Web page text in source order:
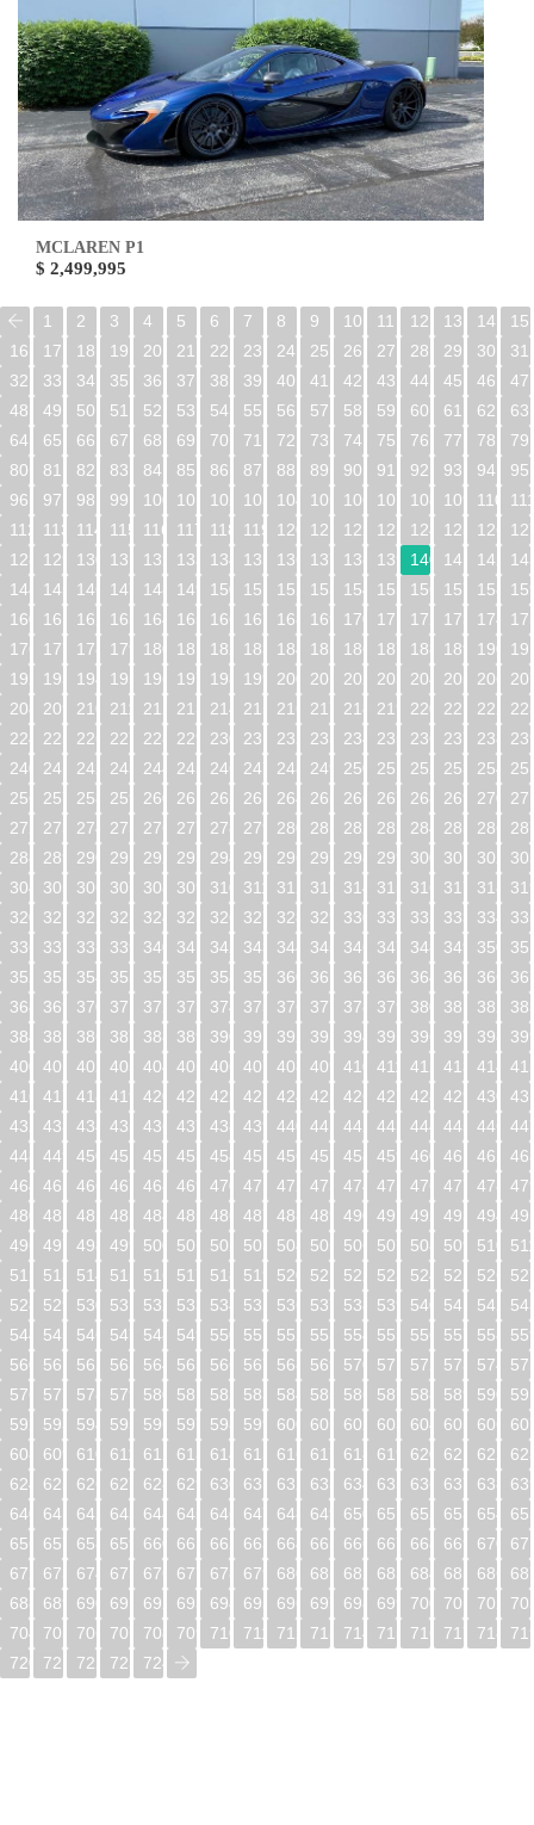
MCLAREN P1
$ 2,499,995
1 2 3 4 5 6 7 8 9 10 11 12 13 14
15
16
17 18 19 20 21 22 23 24 25 26 27 28 29 30
31
32
33 34 35 36 37 38 39 40 41 42 43 44 45 46
47
48
49 50 51 52 53 54 55 56 57 58 59 60 61 62
63
64
65 66 67 68 69 70 71 72 73 74 75 76 77 78
79
80
81 82 83 84 85 86 87 88 89 90 91 92 93 94
95
96
97 98 99 100 101 102 103 104 105 106 107 108 109 110
112
113 114 115 116 117 118 119 120 121 122 123 124 125 126
128
129 130 131 132 133 134 135 136 137 138 139 140 141 142
144
145 146 147 148 149 150 151 152 153 154 155 156 157 158
160
161 162 163 164 165 166 167 168 169 170 171 172 173 174
176
177 178 179 180 181 182 183 184 185 186 187 188 189 190
192
193 194 195 196 197 198 199 200 201 202 203 204 205 206
208
209 210 211 212 213 214 215 216 217 218 219 220 221 222
224
225 226 227 228 229 230 231 232 233 234 235 236 237 238
240
241 242 243 244 245 246 247 248 249 250 251 252 253 254
256
257 258 259 260 261 262 263 264 265 266 267 268 269 270
272
273 274 275 276 277 278 279 280 281 282 283 284 285 286
288
289 290 291 292 293 294 295 296 297 298 299 300 301 302
304
305 306 307 308 309 310 311 312 313 314 315 316 317 318
320
321 322 323 324 325 326 327 328 329 330 331 332 333 334
336
337 338 339 340 341 342 343 344 345 346 347 348 349 350
352
353 354 355 356 357 358 359 360 361 362 363 364 365 366
368
369 370 371 372 373 374 375 376 377 378 379 380 381 382
384
385 386 387 388 389 390 391 392 393 394 395 396 397 398
400
401 402 403 404 405 406 407 408 409 410 411 412 413 414
416
417 418 419 420 421 422 423 424 425 426 427 428 429 430
432
433 434 435 436 437 438 439 440 441 442 443 444 445 446
448
449 450 451 452 453 454 455 456 457 458 459 460 461 462
464
465 466 467 468 469 470 471 472 473 474 475 476 477 478
480
481 482 483 484 485 486 487 488 489 490 491 492 493 494
496
497 498 499 500 501 502 503 504 505 506 507 508 509 510
512
513 514 515 516 517 518 519 520 521 522 523 524 525 526
528
529 530 531 532 533 534 535 536 537 538 539 540 541 542
544
545 546 547 548 549 550 551 552 553 554 555 556 557 558
560
561 562 563 564 565 566 567 568 569 570 571 572 573 574
576
577 578 579 580 581 582 583 584 585 586 587 588 589 590
592
593 594 595 596 597 598 599 600 601 602 603 604 605 606
608
609 610 611 612 613 614 615 616 617 618 619 620 621 622
624
625 626 627 628 629 630 631 632 633 634 635 636 637 638
640
641 642 643 644 645 646 647 648 649 650 651 652 653 654
656
657 658 659 660 661 662 663 664 665 666 667 668 669 670
672
673 674 675 676 677 678 679 680 681 682 683 684 685 686
688
689 690 691 692 693 694 695 696 697 698 699 700 701 702
704
705 706 707 708 709 710 711 712 713 714 715 716 717 718
720
721 722 723 724